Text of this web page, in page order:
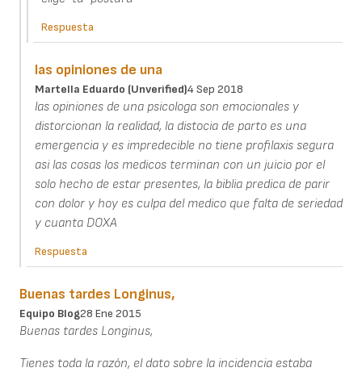
Respuesta
las opiniones de una
Martella Eduardo (unverified)4 Sep 2018
las opiniones de una psicologa son emocionales y
distorcionan la realidad, la distocia de parto es una
emergencia y es impredecible no tiene profilaxis segura
asi las cosas los medicos terminan con un juicio por el
solo hecho de estar presentes, la biblia predica de parir
con dolor y hoy es culpa del medico que falta de seriedad
y cuanta DOXA
Respuesta
Buenas tardes Longinus,
Equipo Blog28 Ene 2015
Buenas tardes Longinus,
Tienes toda la razón, el dato sobre la incidencia estaba